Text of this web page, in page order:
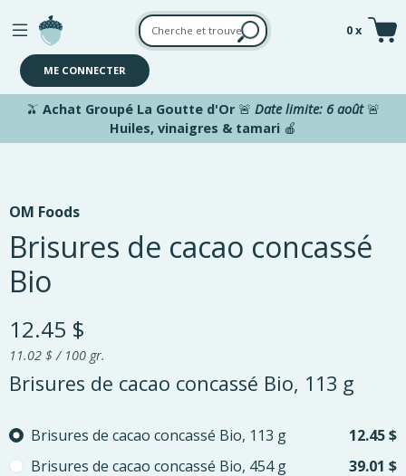
Aller au contenu principal
0 x
ME CONNECTER
🫒 Achat Groupé La Goutte d'Or 🚨 Date limite: 6 août🚨
Huiles, vinaigres & tamari 🍎
OM Foods
Brisures de cacao concassé
Bio
12.45 $
11.02 $ / 100 gr.
Brisures de cacao concassé Bio, 113 g
Please select
Brisures de cacao concassé Bio, 113 g
12.45 $
Brisures de cacao concassé Bio, 454 g
39.01 $